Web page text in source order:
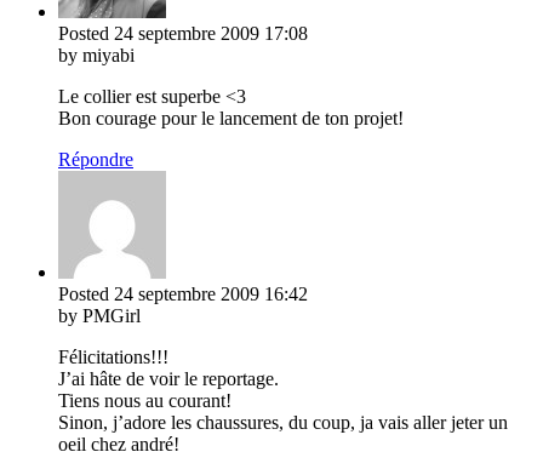
Posted 24 septembre 2009 17:08
by miyabi
Le collier est superbe <3
Bon courage pour le lancement de ton projet!
Répondre
Posted 24 septembre 2009 16:42
by PMGirl
Félicitations!!!
J’ai hâte de voir le reportage.
Tiens nous au courant!
Sinon, j’adore les chaussures, du coup, ja vais aller jeter un
oeil chez andré!